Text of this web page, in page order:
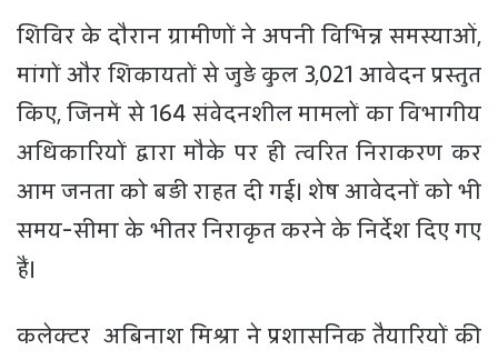
शिविर के दौरान ग्रामीणों ने अपनी विभिन्न समस्याओं,
मांगों और शिकायतों से जुड़े कुल 3,021 आवेदन प्रस्तुत
किए, जिनमें से 164 संवेदनशील मामलों का विभागीय
अधिकारियों द्वारा मौके पर ही त्वरित निराकरण कर
आम जनता को बड़ी राहत दी गई। शेष आवेदनों को भी
समय-सीमा के भीतर निराकृत करने के निर्देश दिए गए
हैं।
कलेक्टर अबिनाश मिश्रा ने प्रशासनिक तैयारियों की